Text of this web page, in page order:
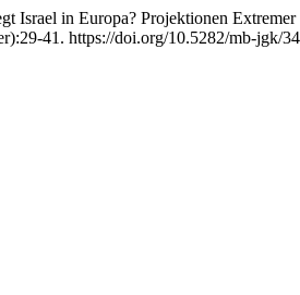
Israel in Europa? Projektionen
41. https://doi.org/10.5282/mb-jgk/